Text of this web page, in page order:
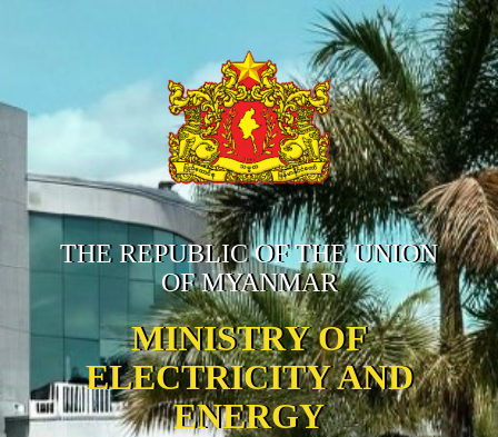
THE REPUBLIC OF THE UNION
OF MYANMAR
MINISTRY OF
ELECTRICITY AND
ENERGY